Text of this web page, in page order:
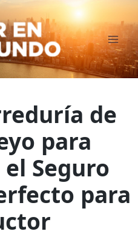
de
para
Seguro
para